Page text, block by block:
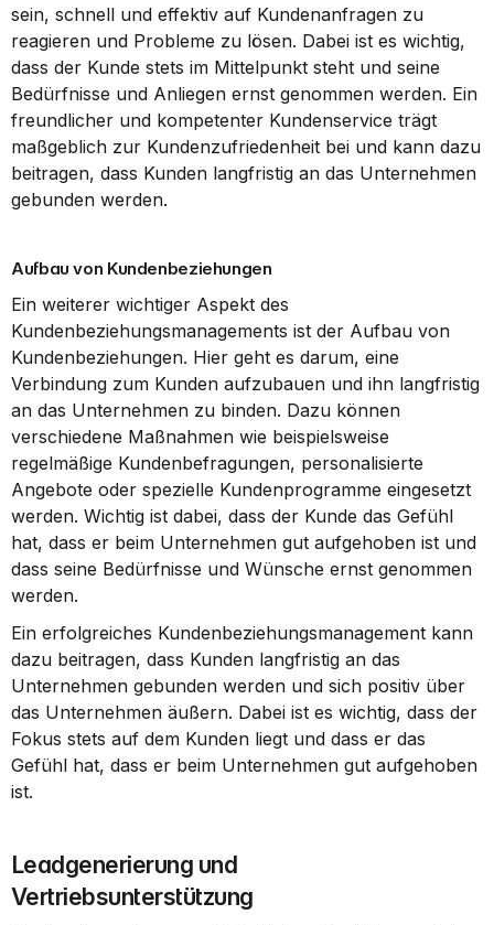
sein, schnell und effektiv auf Kundenanfragen zu
reagieren und Probleme zu lösen. Dabei ist es wichtig,
dass der Kunde stets im Mittelpunkt steht und seine
Bedürfnisse und Anliegen ernst genommen werden. Ein
freundlicher und kompetenter Kundenservice trägt
maßgeblich zur Kundenzufriedenheit bei und kann dazu
beitragen, dass Kunden langfristig an das Unternehmen
gebunden werden.
Aufbau von Kundenbeziehungen
Ein weiterer wichtiger Aspekt des
Kundenbeziehungsmanagements ist der Aufbau von
Kundenbeziehungen. Hier geht es darum, eine
Verbindung zum Kunden aufzubauen und ihn langfristig
an das Unternehmen zu binden. Dazu können
verschiedene Maßnahmen wie beispielsweise
regelmäßige Kundenbefragungen, personalisierte
Angebote oder spezielle Kundenprogramme eingesetzt
werden. Wichtig ist dabei, dass der Kunde das Gefühl
hat, dass er beim Unternehmen gut aufgehoben ist und
dass seine Bedürfnisse und Wünsche ernst genommen
werden.
Ein erfolgreiches Kundenbeziehungsmanagement kann
dazu beitragen, dass Kunden langfristig an das
Unternehmen gebunden werden und sich positiv über
das Unternehmen äußern. Dabei ist es wichtig, dass der
Fokus stets auf dem Kunden liegt und dass er das
Gefühl hat, dass er beim Unternehmen gut aufgehoben
ist.
Leadgenerierung und
Vertriebsunterstützung